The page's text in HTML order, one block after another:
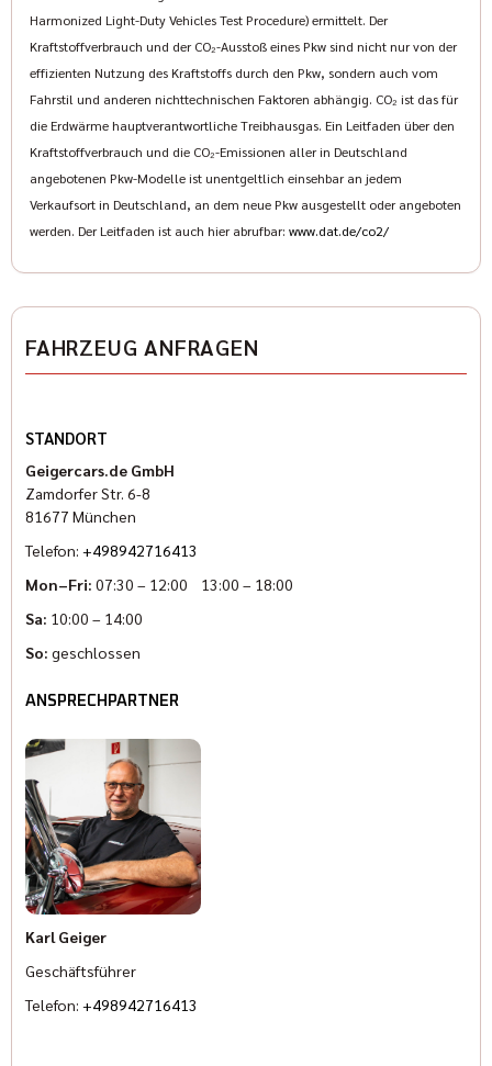
Harmonized Light-Duty Vehicles Test Procedure) ermittelt. Der
Kraftstoffverbrauch und der CO₂-Ausstoß eines Pkw sind nicht nur von der
effizienten Nutzung des Kraftstoffs durch den Pkw, sondern auch vom
Fahrstil und anderen nichttechnischen Faktoren abhängig. CO₂ ist das für
die Erdwärme hauptverantwortliche Treibhausgas. Ein Leitfaden über den
Kraftstoffverbrauch und die CO₂-Emissionen aller in Deutschland
angebotenen Pkw-Modelle ist unentgeltlich einsehbar an jedem
Verkaufsort in Deutschland, an dem neue Pkw ausgestellt oder angeboten
werden. Der Leitfaden ist auch hier abrufbar: www.dat.de/co2/
FAHRZEUG ANFRAGEN
STANDORT
Geigercars.de GmbH
Zamdorfer Str. 6-8
81677 München
Telefon: +498942716413
Mon–Fri: 07:30 – 12:00 13:00 – 18:00
Sa: 10:00 – 14:00
So: geschlossen
ANSPRECHPARTNER
Karl Geiger
Geschäftsführer
Telefon: +498942716413